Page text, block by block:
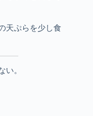
天ぷらを少し食
い。